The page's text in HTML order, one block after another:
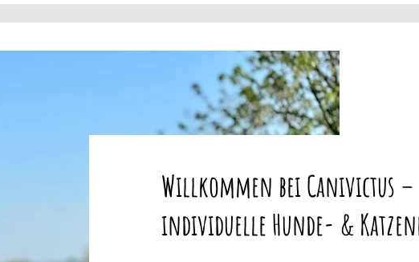
Willkommen bei Canivictus
individuelle Hunde- &